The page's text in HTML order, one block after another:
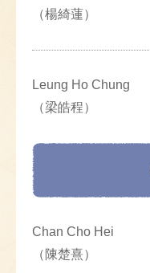
（楊綺蓮）
Leung Ho Chung
（梁皓程）
Chan Cho Hei
（陳楚熹）